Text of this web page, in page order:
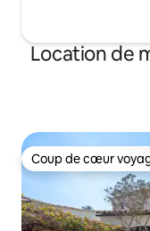
Location de
Coup de cœur
Coup de cœur